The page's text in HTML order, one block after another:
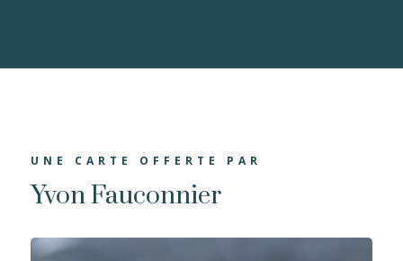
UNE CARTE OFFERTE PAR
Yvon Fauconnier